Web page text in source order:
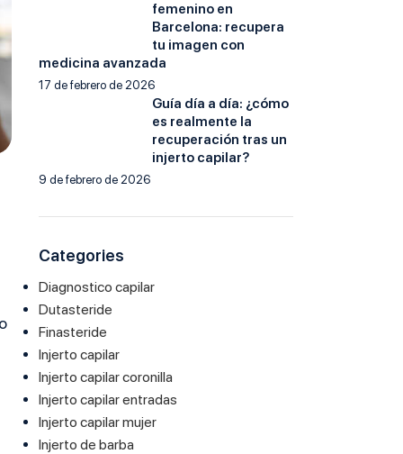
femenino en
Barcelona: recupera
tu imagen con
medicina avanzada
17 de febrero de 2026
Guía día a día: ¿cómo
es realmente la
recuperación tras un
injerto capilar?
9 de febrero de 2026
Categories
Diagnostico capilar
Dutasteride
Finasteride
Injerto capilar
Injerto capilar coronilla
Injerto capilar entradas
Injerto capilar mujer
Injerto de barba